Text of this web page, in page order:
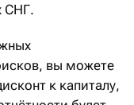
СНГ.
вы можете
к капиталу,